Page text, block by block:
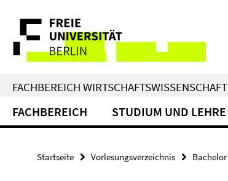
direkt
Inhalt
Service-
Navigation
FACHBEREICH WIRTSCHAFTSWISSENSCHAFT
FACHBEREICH STUDIUM UND LEHRE
Startseite Vorlesungsverzeichnis Bachelor